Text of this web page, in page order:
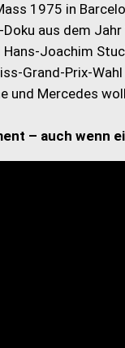
1975 in
aus dem
Joachim
Grand-Prix-
und Mercedes
– auch wenn